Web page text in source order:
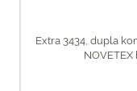
Extra 3434, dupla
NOVETEX